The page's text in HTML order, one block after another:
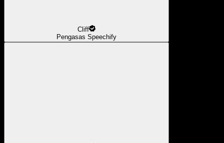
Cliff
Pengasas Speechify